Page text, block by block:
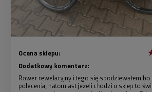
Ocena sklepu:
Dodatkowy komentarz:
Rower rewelacyjny i tego się spodziewałem
polecenia, natomiast jeżeli chodzi o sklep to